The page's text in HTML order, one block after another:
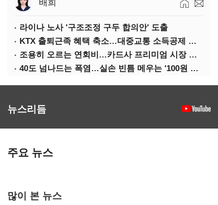
배희
라이나 노사 '구조조정 구두 합의안' 도출
KTX 출퇴근족 혜택 축소…대중교통 소득공제 개편
조용히 오르는 연회비…카드사 프리미엄 시장 정조준
40도 넘나드는 폭염…실손 빈틈 메우는 '100원 미니보험'
뉴스리듬
주요 뉴스
많이 본 뉴스